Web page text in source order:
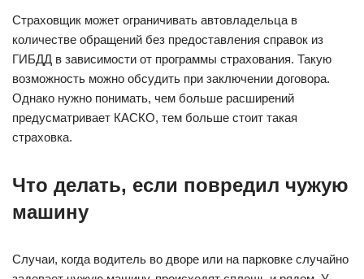
Страховщик может ограничивать автовладельца в
количестве обращений без предоставления справок из
ГИБДД в зависимости от программы страхования. Такую
возможность можно обсудить при заключении договора.
Однако нужно понимать, чем больше расширений
предусматривает КАСКО, тем больше стоит такая
страховка.
Что делать, если повредил чужую
машину
Случаи, когда водитель во дворе или на парковке случайно